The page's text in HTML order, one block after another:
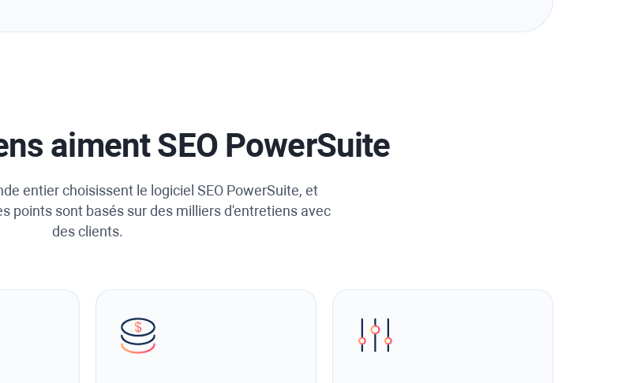
aiment SEO PowerSuite
entier choisissent le logiciel SEO PowerSuite, et
points sont basés sur des milliers d'entretiens avec
des clients.